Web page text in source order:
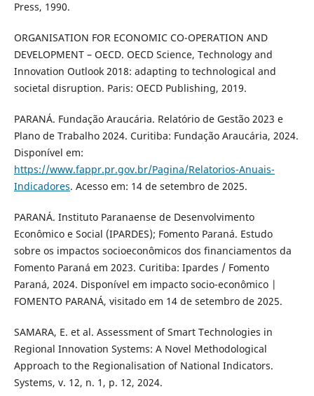
Press, 1990.
ORGANISATION FOR ECONOMIC CO-OPERATION AND
DEVELOPMENT – OECD. OECD Science, Technology and
Innovation Outlook 2018: adapting to technological and
societal disruption. Paris: OECD Publishing, 2019.
PARANÁ. Fundação Araucária. Relatório de Gestão 2023 e
Plano de Trabalho 2024. Curitiba: Fundação Araucária, 2024.
Disponível em:
https://www.fappr.pr.gov.br/Pagina/Relatorios-Anuais-
Indicadores. Acesso em: 14 de setembro de 2025.
PARANÁ. Instituto Paranaense de Desenvolvimento
Econômico e Social (IPARDES); Fomento Paraná. Estudo
sobre os impactos socioeconômicos dos financiamentos da
Fomento Paraná em 2023. Curitiba: Ipardes / Fomento
Paraná, 2024. Disponível em impacto socio-econômico |
FOMENTO PARANÁ, visitado em 14 de setembro de 2025.
SAMARA, E. et al. Assessment of Smart Technologies in
Regional Innovation Systems: A Novel Methodological
Approach to the Regionalisation of National Indicators.
Systems, v. 12, n. 1, p. 12, 2024.